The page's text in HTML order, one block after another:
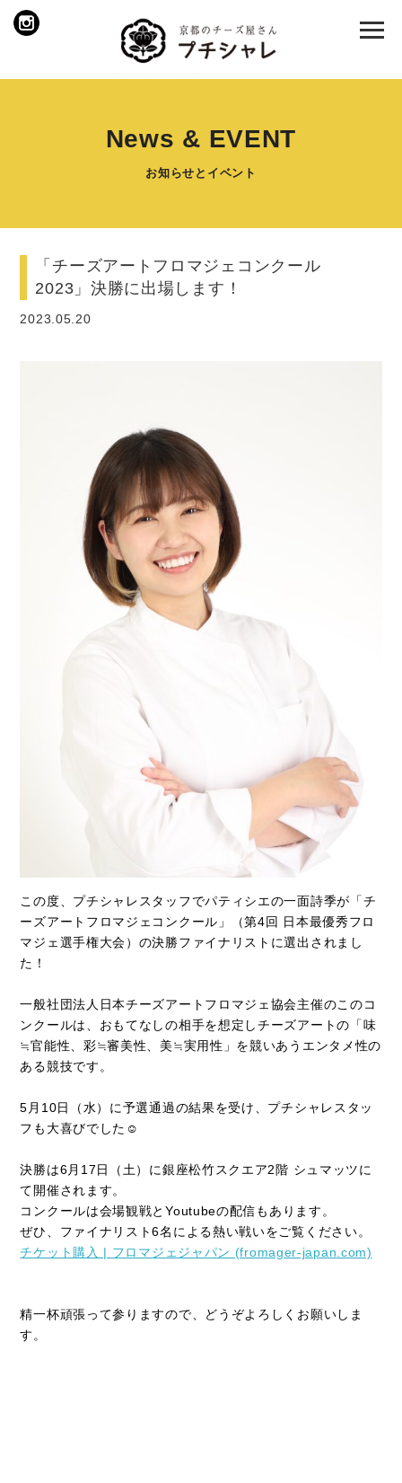
News & EVENT
お知らせとイベント
「チーズアートフロマジェコンクール
2023」決勝に出場します！
2023.05.20
この度、プチシャレスタッフでパティシエの一面詩季が「チ
ーズアートフロマジェコンクール」（第4回 日本最優秀フロ
マジェ選手権大会）の決勝ファイナリストに選出されまし
た！
一般社団法人日本チーズアートフロマジェ協会主催のこのコ
ンクールは、おもてなしの相手を想定しチーズアートの「味
≒官能性、彩≒審美性、美≒実用性」を競いあうエンタメ性の
ある競技です。
5月10日（水）に予選通過の結果を受け、プチシャレスタッ
フも大喜びでした☺
決勝は6月17日（土）に銀座松竹スクエア2階 シュマッツに
て開催されます。
コンクールは会場観戦とYoutubeの配信もあります。
ぜひ、ファイナリスト6名による熱い戦いをご覧ください。
チケット購入 | フロマジェジャパン (fromager-japan.com)
精一杯頑張って参りますので、どうぞよろしくお願いしま
す。